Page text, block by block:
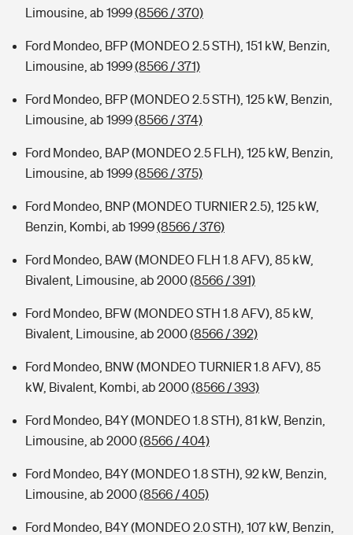
Limousine, ab 1999(8566 / 370)
Ford Mondeo, BFP (MONDEO 2.5 STH), 151 kW, Benzin,
Limousine, ab 1999(8566 / 371)
Ford Mondeo, BFP (MONDEO 2.5 STH), 125 kW, Benzin,
Limousine, ab 1999(8566 / 374)
Ford Mondeo, BAP (MONDEO 2.5 FLH), 125 kW, Benzin,
Limousine, ab 1999(8566 / 375)
Ford Mondeo, BNP (MONDEO TURNIER 2.5), 125 kW,
Benzin, Kombi, ab 1999(8566 / 376)
Ford Mondeo, BAW (MONDEO FLH 1.8 AFV), 85 kW,
Bivalent, Limousine, ab 2000(8566 / 391)
Ford Mondeo, BFW (MONDEO STH 1.8 AFV), 85 kW,
Bivalent, Limousine, ab 2000(8566 / 392)
Ford Mondeo, BNW (MONDEO TURNIER 1.8 AFV), 85
kW, Bivalent, Kombi, ab 2000(8566 / 393)
Ford Mondeo, B4Y (MONDEO 1.8 STH), 81 kW, Benzin,
Limousine, ab 2000(8566 / 404)
Ford Mondeo, B4Y (MONDEO 1.8 STH), 92 kW, Benzin,
Limousine, ab 2000(8566 / 405)
Ford Mondeo, B4Y (MONDEO 2.0 STH), 107 kW, Benzin,